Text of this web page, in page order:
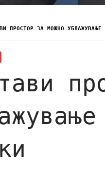
ПРОСТОР ЗА МОЖНО